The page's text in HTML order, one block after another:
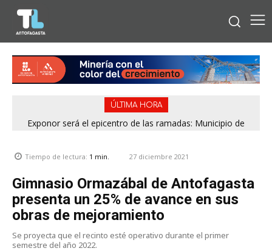
ÚLTIMA HORA
Exponor será el epicentro de las ramadas: Municipio de
Tiempo de lectura: 1 min. 27 diciembre 2021
Gimnasio Ormazábal de Antofagasta
presenta un 25% de avance en sus
obras de mejoramiento
Se proyecta que el recinto esté operativo durante el primer
semestre del año 2022.